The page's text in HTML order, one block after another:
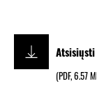
(PDF,6.57